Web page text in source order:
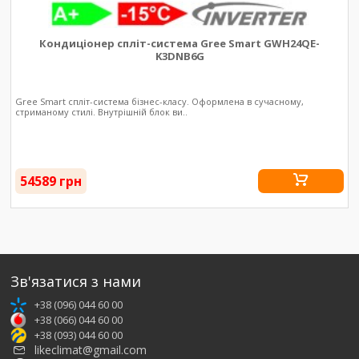
Кондиціонер спліт-система Gree Smart GWH24QE-
K3DNB6G
Gree Smart спліт-система бізнес-класу. Оформлена в сучасному,
стриманому стилі. Внутрішній блок ви..
54589 грн
Зв'язатися з нами
+38 (096) 044 60 00
+38 (066) 044 60 00
+38 (093) 044 60 00
likeclimat@gmail.com